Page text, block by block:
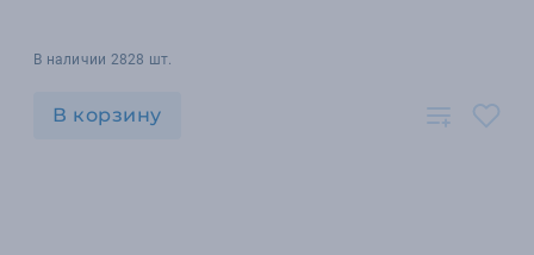
В наличии 2828 шт.
В корзину